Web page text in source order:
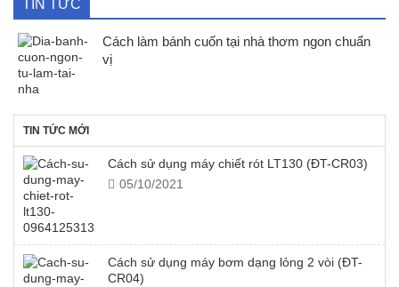
TIN TỨC
Cách làm bánh cuốn tại nhà thơm ngon chuẩn
vị
TIN TỨC MỚI
Cách sử dụng máy chiết rót LT130 (ĐT-CR03)
05/10/2021
Cách sử dụng máy bơm dạng lỏng 2 vòi (ĐT-
CR04)